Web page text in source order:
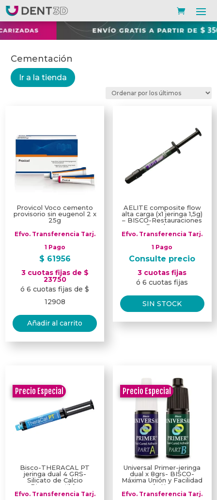
Cementación
Ir a la tienda
Provicol Voco cemento
provisorio sin eugenol 2 x
25g
Efvo. Transferencia Tarj.
1 Pago
$ 61956
3 cuotas fijas de $
23750
ó 6 cuotas fijas de $
12908
Añadir al carrito
AELITE composite flow
alta carga (x1 jeringa 1,5g)
– BISCO-Restauraciones
Duraderas
Efvo. Transferencia Tarj.
1 Pago
Consulte precio
3 cuotas fijas
ó 6 cuotas fijas
SIN STOCK
Precio Especial
Bisco-THERACAL PT
jeringa dual 4 GRS-
Silicato de Calcio
Biocompatible
Efvo. Transferencia Tarj.
Precio Especial
Universal Primer-jeringa
dual x 8grs- BISCO-
Máxima Unión y Facilidad
de Uso
Efvo. Transferencia Tarj.